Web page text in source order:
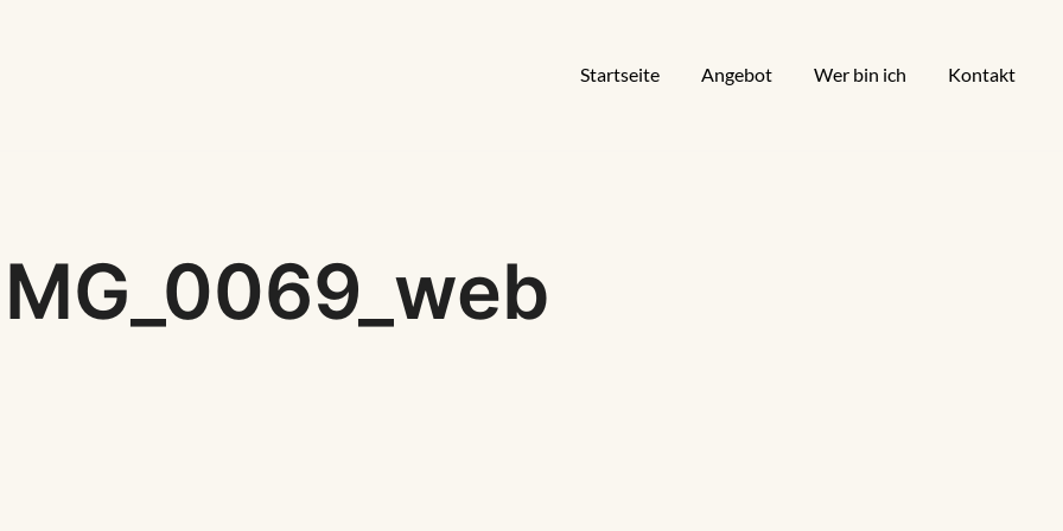
Startseite Angebot Wer bin ich Kontakt